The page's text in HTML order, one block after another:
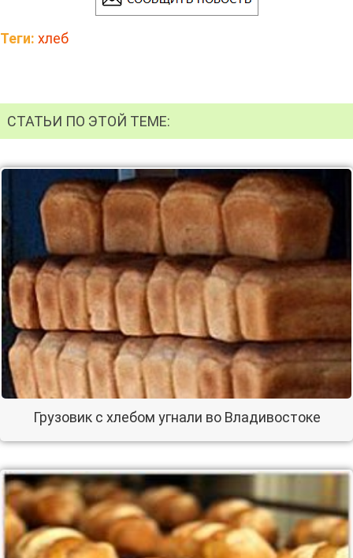
Теги: хлеб
СТАТЬИ ПО ЭТОЙ ТЕМЕ:
Грузовик с хлебом угнали во Владивостоке